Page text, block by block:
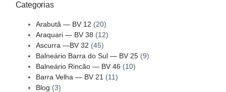
Categorias
Arabutã — BV 12 (20)
Araquari — BV 38 (12)
Ascurra —BV 32 (45)
Balneário Barra do Sul — BV 25(9)
Balneário Rincão — BV 46 (10)
Barra Velha — BV 21 (11)
Blog (3)